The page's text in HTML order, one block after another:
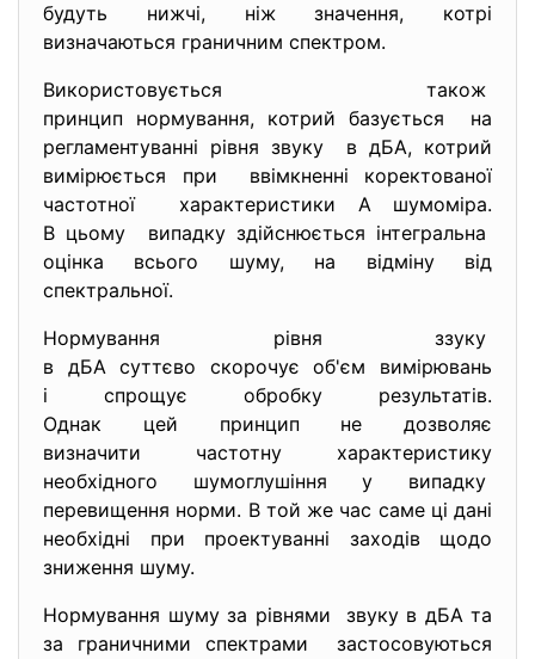
будуть нижчі, ніж значення, котрі
визначаються граничним спектром.
Використовується також
принцип нормування, котрий базується на
регламентуванні рівня звуку в дБА, котрий
вимірюється при ввімкненні коректованої
частотної характеристики А шумоміра.
В цьому випадку здійснюється інтегральна
оцінка всього шуму, на відміну від
спектральної.
Нормування рівня ззуку
в дБА суттєво скорочує об'єм вимірювань
і спрощує обробку результатів.
Однак цей принцип не дозволяє
визначити частотну характеристику
необхідного шумоглушіння у випадку
перевищення норми. В той же час саме ці дані
необхідні при проектуванні заходів щодо
зниження шуму.
Нормування шуму за рівнями звуку в дБА та
за граничними спектрами застосовуються